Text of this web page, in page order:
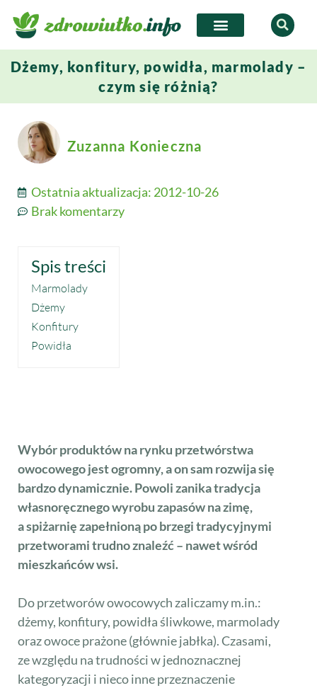
Dżemy, konfitury, powidła, marmolady –
czym się różnią?
Zuzanna Konieczna
Ostatnia aktualizacja: 2012-10-26
Brak komentarzy
Spis treści
Marmolady
Dżemy
Konfitury
Powidła
Wybór produktów na rynku przetwórstwa
owocowego jest ogromny, a on sam rozwija się
bardzo dynamicznie. Powoli zanika tradycja
własnoręcznego wyrobu zapasów na zimę,
a spiżarnię zapełnioną po brzegi tradycyjnymi
przetworami trudno znaleźć – nawet wśród
mieszkańców wsi.
Do przetworów owocowych zaliczamy m.in.:
dżemy, konfitury, powidła śliwkowe, marmolady
oraz owoce prażone (głównie jabłka). Czasami,
ze względu na trudności w jednoznacznej
kategoryzacji i nieco inne przeznaczenie